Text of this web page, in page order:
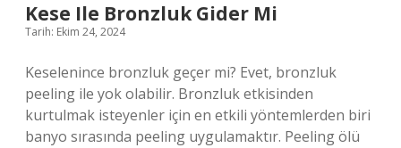
Kese Ile Bronzluk Gider Mi
Tarih: Ekim 24, 2024
Keselenince bronzluk geçer mi? Evet, bronzluk
peeling ile yok olabilir. Bronzluk etkisinden
kurtulmak isteyenler için en etkili yöntemlerden biri
banyo sırasında peeling uygulamaktır. Peeling ölü